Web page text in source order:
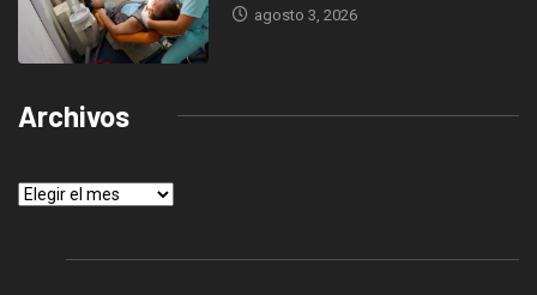
agosto 3, 2026
Archivos
Archivos